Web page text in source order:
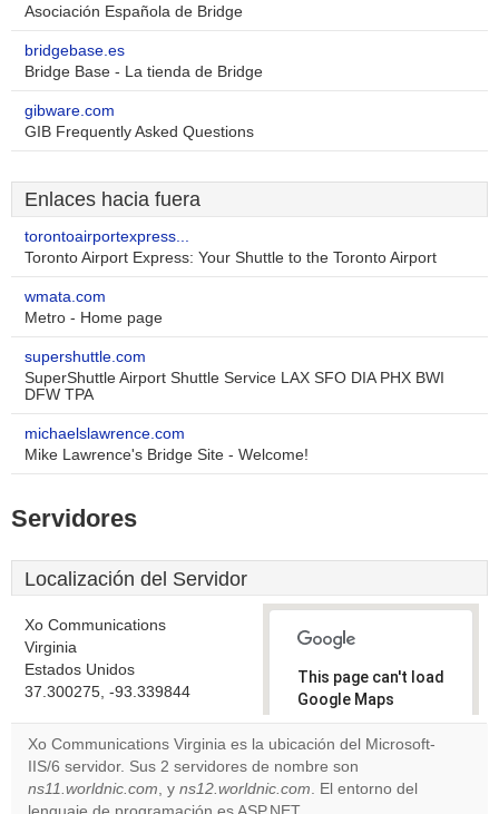
Asociación Española de Bridge
bridgebase.es
Bridge Base - La tienda de Bridge
gibware.com
GIB Frequently Asked Questions
Enlaces hacia fuera
torontoairportexpress...
Toronto Airport Express: Your Shuttle to the Toronto Airport
wmata.com
Metro - Home page
supershuttle.com
SuperShuttle Airport Shuttle Service LAX SFO DIA PHX BWI
DFW TPA
michaelslawrence.com
Mike Lawrence's Bridge Site - Welcome!
Servidores
Localización del Servidor
Xo Communications
Virginia
Estados Unidos
37.300275, -93.339844
This page can't load
Google Maps
correctly.
Do you
own this
Xo Communications Virginia es la ubicación del Microsoft-
IIS/6 servidor. Sus 2 servidores de nombre son
ns11.worldnic.com, y ns12.worldnic.com. El entorno del